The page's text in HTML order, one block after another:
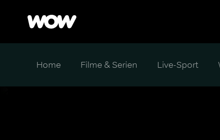
Home Filme & Serien Live-Sport